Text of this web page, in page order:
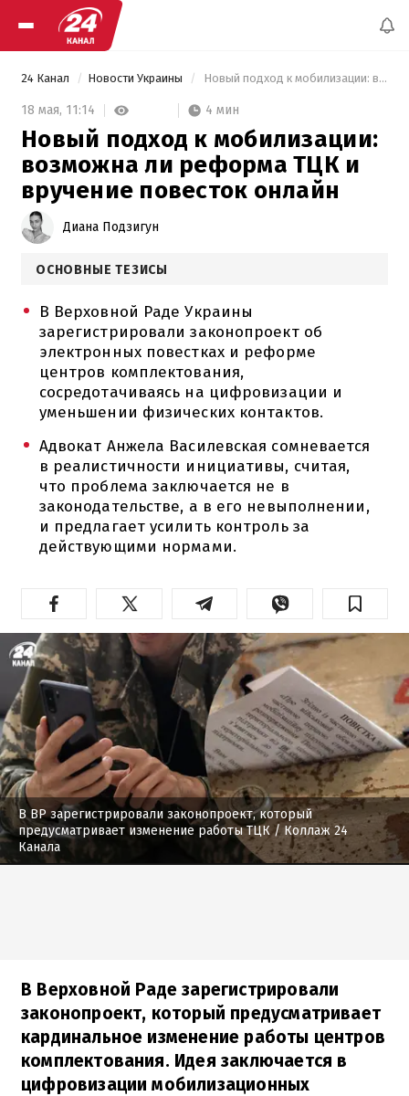
24 Канал Новости Украины Новый подход к мобилизации: возможна ли реформа ТЦК и вручение повесток онлайн
18 мая, 11:14 4 мин
Новый подход к мобилизации:
возможна ли реформа ТЦК и
вручение повесток онлайн
Диана Подзигун
ОСНОВНЫЕ ТЕЗИСЫ
В Верховной Раде Украины
зарегистрировали законопроект об
электронных повестках и реформе
центров комплектования,
сосредотачиваясь на цифровизации и
уменьшении физических контактов.
Адвокат Анжела Василевская сомневается
в реалистичности инициативы, считая,
что проблема заключается не в
законодательстве, а в его невыполнении,
и предлагает усилить контроль за
действующими нормами.
В ВР зарегистрировали законопроект, который
предусматривает изменение работы ТЦК/ Коллаж 24
Канала
В Верховной Раде зарегистрировали
законопроект, который предусматривает
кардинальное изменение работы центров
комплектования. Идея заключается в
цифровизации мобилизационных